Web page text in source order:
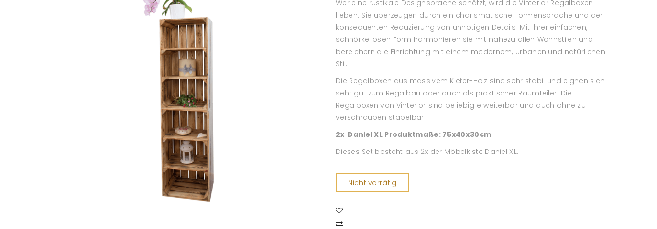
Wer eine rustikale Designsprache schätzt, wird die Vinterior Regalboxen
lieben. Sie überzeugen durch ein charismatische Formensprache und der
konsequenten Reduzierung von unnötigen Details. Mit ihrer einfachen,
schnörkellosen Form harmonieren sie mit nahezu allen Wohnstilen und
bereichern die Einrichtung mit einem modernem, urbanen und natürlichen
Stil.
Die Regalboxen aus massivem Kiefer-Holz sind sehr stabil und eignen sich
sehr gut zum Regalbau oder auch als praktischer Raumteiler. Die
Regalboxen von Vinterior sind beliebig erweiterbar und auch ohne zu
verschrauben stapelbar.
2x Daniel XL Produktmaße: 75x40x30cm
Dieses Set besteht aus 2x der Möbelkiste Daniel XL.
Nicht vorrätig